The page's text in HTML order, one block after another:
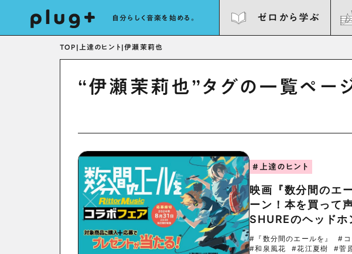
自分らしく音楽を始める。 ゼロから学ぶ
TOP | 上達のヒント |伊瀬茉莉也
“伊瀬茉莉也”タグの一覧ペー
#上達のヒント
映画『数分間のエ
ーン！本を買って
SHUREのヘッドホ
#『数分間のエールを』 #コ
#和泉風花
#花江夏樹 #菅